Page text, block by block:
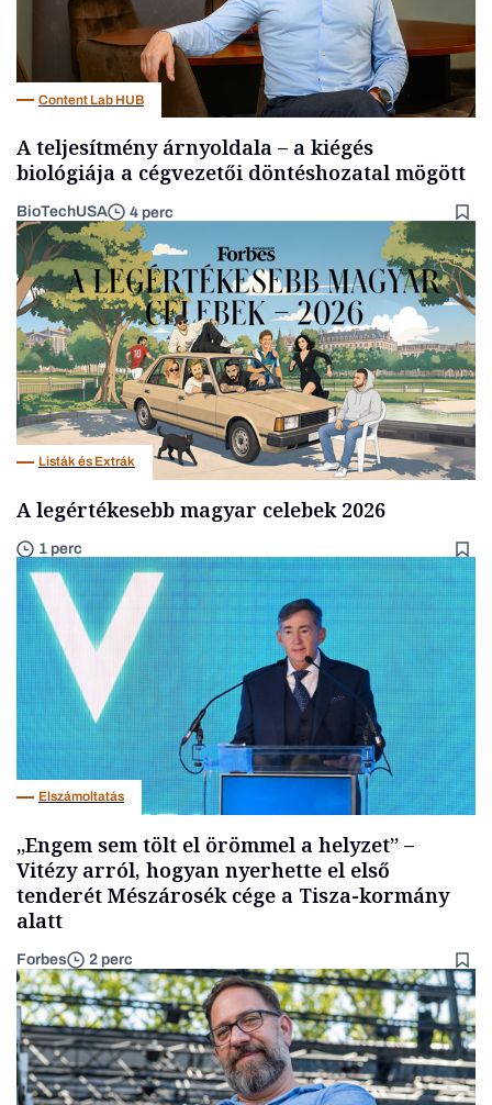
Content Lab HUB
A teljesítmény árnyoldala – a kiégés
biológiája a cégvezetői döntéshozatal mögött
BioTechUSA 4 perc
Listák és Extrák
A legértékesebb magyar celebek 2026
1 perc
Elszámoltatás
„Engem sem tölt el örömmel a helyzet” –
Vitézy arról, hogyan nyerhette el első
tenderét Mészárosék cége a Tisza-kormány
alatt
Forbes 2 perc